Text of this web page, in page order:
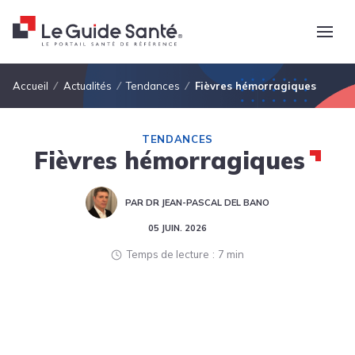
Fil d'Ariane
Accueil Actualités Tendances Fièvres hémorragiques
TENDANCES
Fièvres hémorragiques
PAR DR JEAN-PASCAL DEL BANO
05 JUIN. 2026
Temps de lecture 7 min